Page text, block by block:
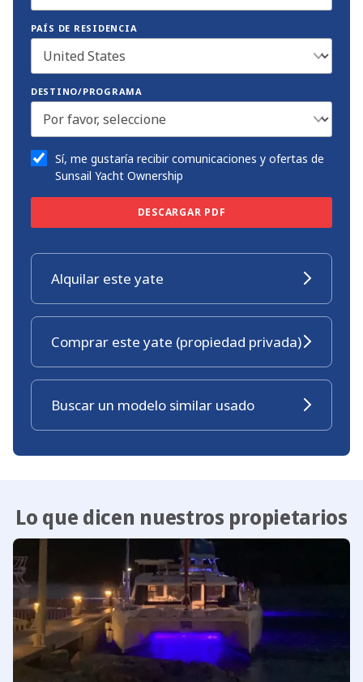
PAÍS DE RESIDENCIA
DESTINO/PROGRAMA
Sí, me gustaría recibir comunicaciones y ofertas de
Sunsail Yacht Ownership
DESCARGAR PDF
Alquilar este yate
Comprar este yate (propiedad privada)
Buscar un modelo similar usado
Lo que dicen nuestros propietarios